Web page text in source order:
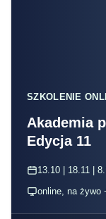
SZKOLENIE
Akademia
Edycja 11
13.10 | 18.11 |
online, na żywo